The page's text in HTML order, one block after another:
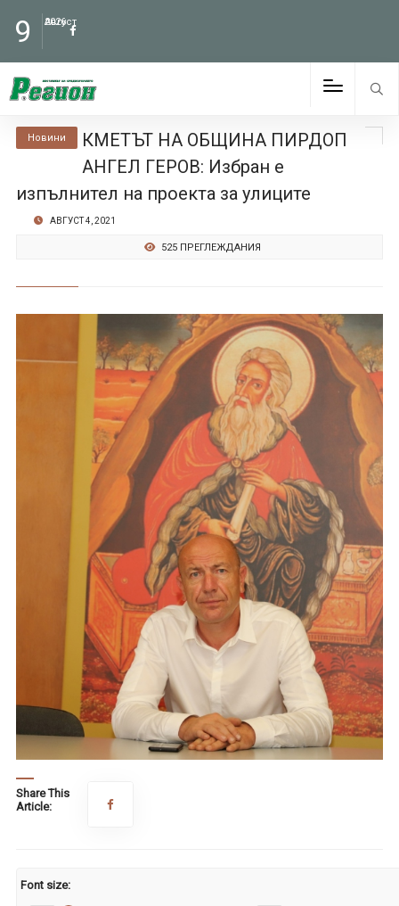
9 Август
2026
Новини
КМЕТЪТ НА ОБЩИНА ПИРДОП
АНГЕЛ ГЕРОВ: Избран е
изпълнител на проекта за улиците
АВГУСТ 4, 2021
525 ПРЕГЛЕЖДАНИЯ
Share This
Article:
Font size: